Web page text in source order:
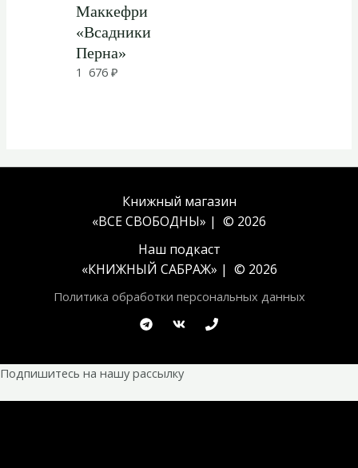
Маккефри
«Всадники
Перна»
1 676₽
Книжный магазин
«ВСЕ СВОБОДНЫ» | © 2026
Наш подкаст
«КНИЖНЫЙ САБРАЖ» | © 2026
Политика обработки персональных данных
Подпишитесь на нашу рассылку